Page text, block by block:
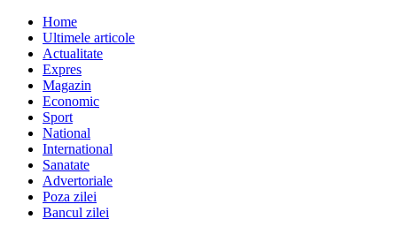
Home
Ultimele articole
Actualitate
Expres
Magazin
Economic
Sport
National
International
Sanatate
Advertoriale
Poza zilei
Bancul zilei